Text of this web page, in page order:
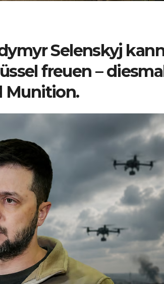
Selenskyj
freuen –
Munition.